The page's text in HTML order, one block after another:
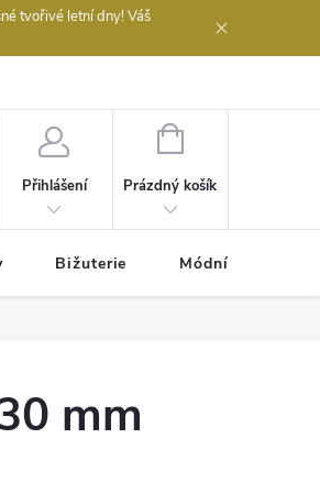
tvořivé letní dny! Váš
Přihlášení
NÁKUPNÍ
Prázdný košík
Bižuterie Módní doplňky
mm